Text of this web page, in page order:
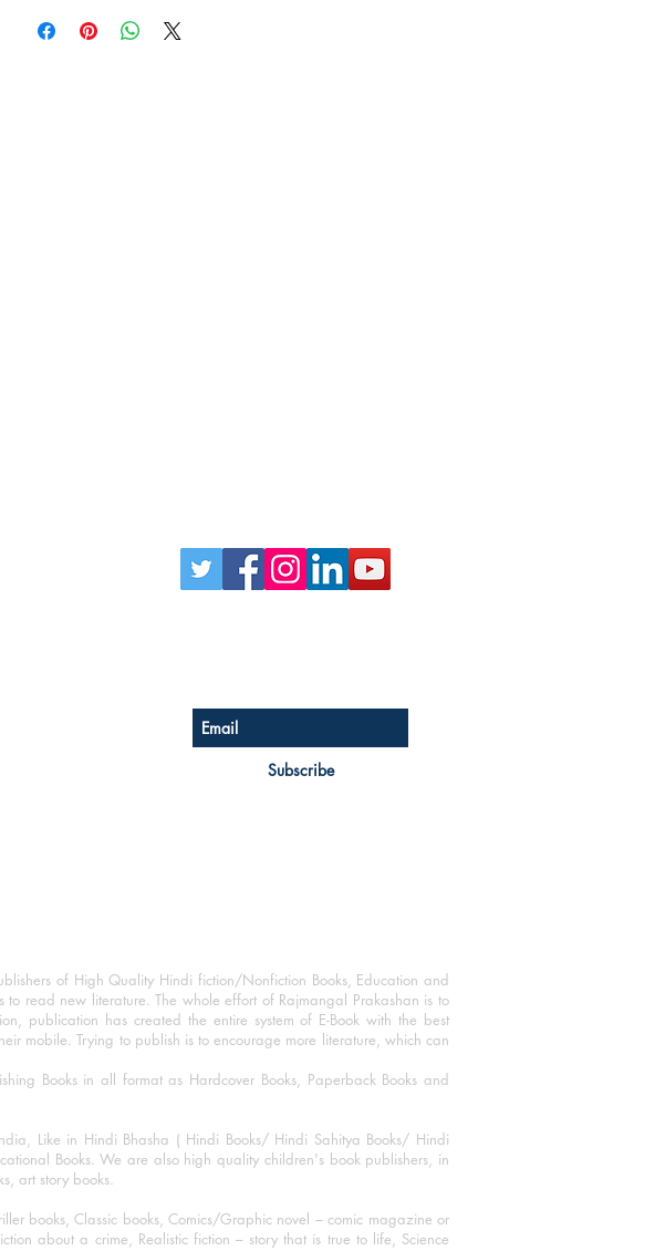
Subscribe
of High Quality Hindi fiction/Nonfiction Books, Education and
read new literature. The whole effort of Rajmangal Prakashan is to
publication has created the entire system of E-Book with the best
mobile. Trying to publish is to encourage more literature, which can
Books in all format as Hardcover Books, Paperback Books and
Like in Hindi Bhasha ( Hindi Books/ Hindi Sahitya Books/ Hindi
Books. We are also high quality children's book publishers, in
art story books.
books, Classic books, Comics/Graphic novel – comic magazine or
about a crime, Realistic fiction – story that is true to life, Science